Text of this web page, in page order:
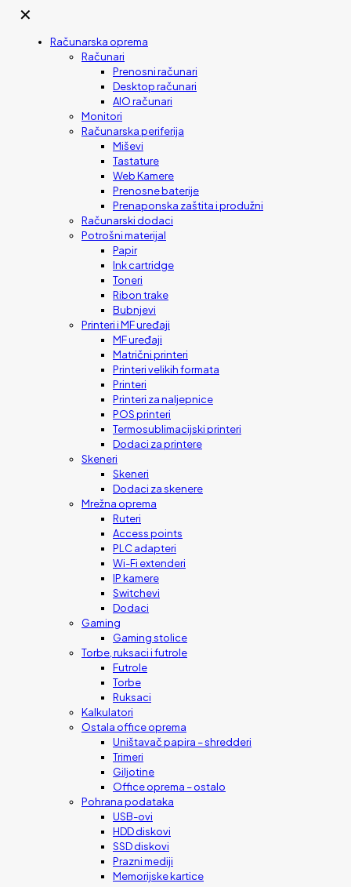
✕
Računarska oprema
Računari
Prenosni računari
Desktop računari
AIO računari
Monitori
Računarska periferija
Miševi
Tastature
Web Kamere
Prenosne baterije
Prenaponska zaštita i produžni
Računarski dodaci
Potrošni materijal
Papir
Ink cartridge
Toneri
Ribon trake
Bubnjevi
Printeri i MF uređaji
MF uređaji
Matrični printeri
Printeri velikih formata
Printeri
Printeri za naljepnice
POS printeri
Termosublimacijski printeri
Dodaci za printere
Skeneri
Skeneri
Dodaci za skenere
Mrežna oprema
Ruteri
Access points
PLC adapteri
Wi-Fi extenderi
IP kamere
Switchevi
Dodaci
Gaming
Gaming stolice
Torbe, ruksaci i futrole
Futrole
Torbe
Ruksaci
Kalkulatori
Ostala office oprema
Uništavač papira – shredderi
Trimeri
Giljotine
Office oprema – ostalo
Pohrana podataka
USB-ovi
HDD diskovi
SSD diskovi
Prazni mediji
Memorijske kartice